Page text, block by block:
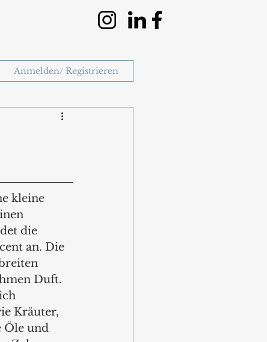
Anmelden/ Registrieren
kleine
die
an. Die
Duft.
Kräuter,
Öle und